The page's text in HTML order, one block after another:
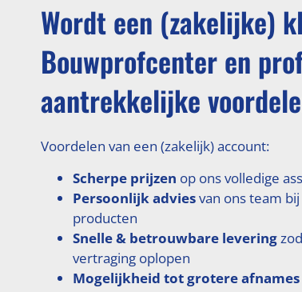
Wordt een (zakelijke)
Bouwprofcenter en
aantrekkelijke
Voordelen van een (zakelijk) account:
Scherpe prijzen op ons volledige
Persoonlijk adviesvan ons team
producten
Snelle & betrouwbare levering
vertraging oplopen
Mogelijkheid tot grotere afnames